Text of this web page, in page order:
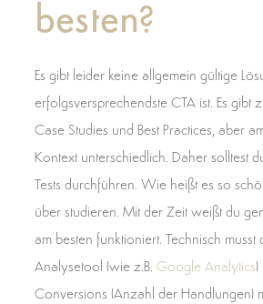
besten?
Es gibt leider keine allgemein gültige
erfolgsversprechendste CTA ist. Es gibt
Case Studies und Best Practices, aber
Kontext unterschiedlich. Daher solltest
Tests durchführen. Wie heißt es so
über studieren. Mit der Zeit weißt du
am besten funktioniert. Technisch musst
Analysetool (wie z.B. Google Analytics)
Conversions (Anzahl der Handlungen)